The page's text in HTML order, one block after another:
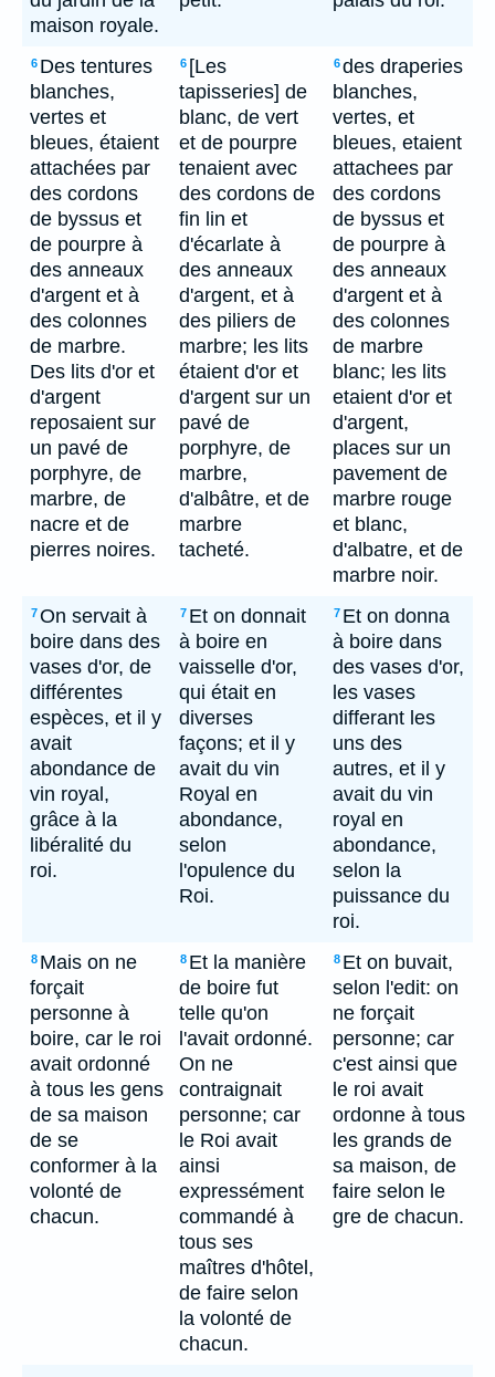
maison royale.
6 Des tentures
blanches,
vertes et
bleues, étaient
attachées par
des cordons
de byssus et
de pourpre à
des anneaux
d'argent et à
des colonnes
de marbre.
Des lits d'or et
d'argent
reposaient sur
un pavé de
porphyre, de
marbre, de
nacre et de
pierres noires.
6 [Les
tapisseries] de
blanc, de vert
et de pourpre
tenaient avec
des cordons de
fin lin et
d'écarlate à
des anneaux
d'argent, et à
des piliers de
marbre; les lits
étaient d'or et
d'argent sur un
pavé de
porphyre, de
marbre,
d'albâtre, et de
marbre
tacheté.
6des draperies
blanches,
vertes, et
bleues, etaient
attachees par
des cordons
de byssus et
de pourpre à
des anneaux
d'argent et à
des colonnes
de marbre
blanc; les lits
etaient d'or et
d'argent,
places sur un
pavement de
marbre rouge
et blanc,
d'albatre, et de
marbre noir.
7On servait à
boire dans des
vases d'or, de
différentes
espèces, et il y
avait
abondance de
vin royal,
grâce à la
libéralité du
roi.
7 Et on donnait
à boire en
vaisselle d'or,
qui était en
diverses
façons; et il y
avait du vin
Royal en
abondance,
selon
l'opulence du
Roi.
7 Et on donna
à boire dans
des vases d'or,
les vases
differant les
uns des
autres, et il y
avait du vin
royal en
abondance,
selon la
puissance du
roi.
8 Mais on ne
forçait
personne à
boire, car le roi
avait ordonné
à tous les gens
de sa maison
de se
conformer à la
volonté de
chacun.
8 Et la manière
de boire fut
telle qu'on
l'avait ordonné.
On ne
contraignait
personne; car
le Roi avait
ainsi
expressément
commandé à
tous ses
maîtres d'hôtel,
de faire selon
la volonté de
chacun.
8 Et on buvait,
selon l'edit: on
ne forçait
personne; car
c'est ainsi que
le roi avait
ordonne à tous
les grands de
sa maison, de
faire selon le
gre de chacun.